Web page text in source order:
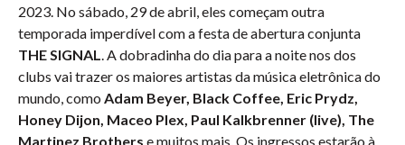
2023. No sábado, 29 de abril, eles começam outra
temporada imperdível com a festa de abertura conjunta
THE SIGNAL. A dobradinha do dia para a noite nos dos
clubs vai trazer os maiores artistas da música eletrônica do
mundo, como Adam Beyer, Black Coffee, Eric Prydz,
Honey Dijon, Maceo Plex, Paul Kalkbrenner (live), The
Martinez Brothers e muitos mais. Os ingressos estarão à